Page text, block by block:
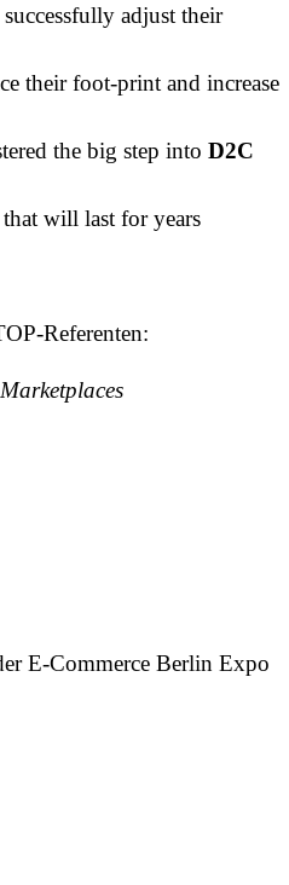
adjust their
their foot-print and increase
the big step into D2C
will last for years
Referenten:
E-Commerce Berlin Expo